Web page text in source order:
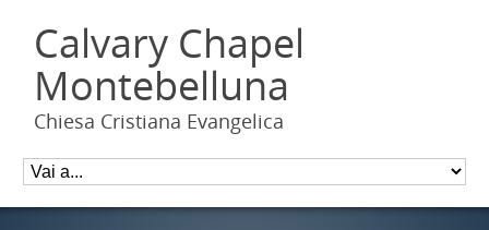
Calvary Chapel
Montebelluna
Chiesa Cristiana Evangelica